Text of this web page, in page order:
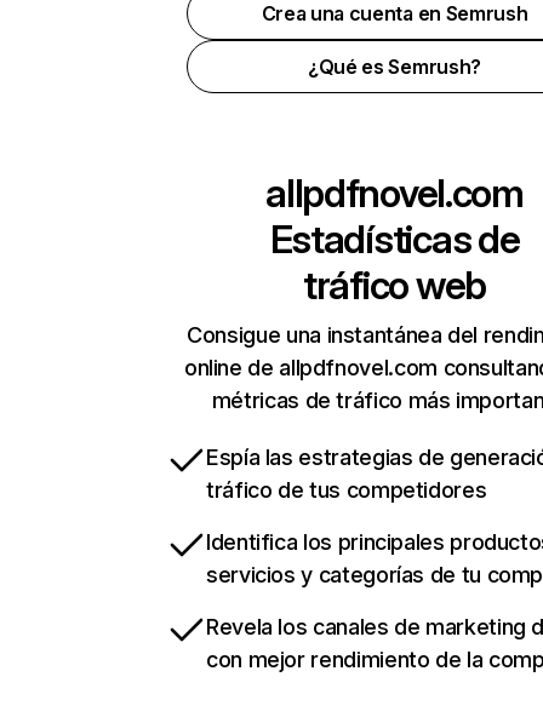
Crea una cuenta en Semrush
¿Qué es Semrush?
allpdfnovel.com
Estadísticas de
tráfico web
Consigue una instantánea del
online de allpdfnovel.com
métricas de tráfico más
Espía las estrategias de
tráfico de tus competidores
Identifica los principales
servicios y categorías de tu
Revela los canales de marketing
con mejor rendimiento de la